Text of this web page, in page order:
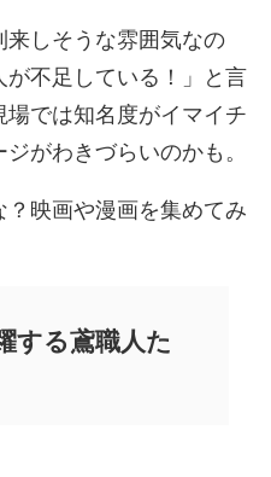
しそうな雰囲気なの
不足している！」と言
では知名度がイマイチ
がわきづらいのかも。
映画や漫画を集めてみ
する鳶職人た